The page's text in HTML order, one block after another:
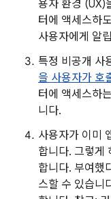
용자 환경 (UX)
터에 액세스하
사용자에게 알
특정 비공개 사
을 사용자가 호
터에 액세스하
니다.
사용자가 이미
합니다. 그렇게
합니다. 부여했
스할 수 있습니